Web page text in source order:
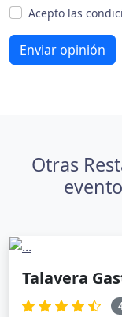
Acepto las
Enviar opinión
Otras
Talavera